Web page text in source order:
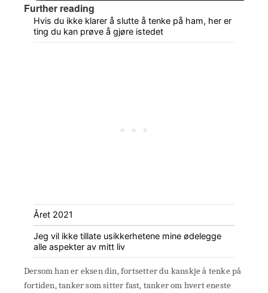
Further reading
Hvis du ikke klarer å slutte å tenke på ham, her er
ting du kan prøve å gjøre istedet
Året 2021
Jeg vil ikke tillate usikkerhetene mine ødelegge
alle aspekter av mitt liv
Dersom han er eksen din, fortsetter du kanskje å tenke på
fortiden, tanker som sitter fast, tanker om hvert eneste